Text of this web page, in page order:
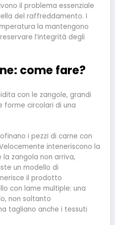
il problema essenziale
del raffreddamento. I
la mantengono
l’integrità degli
come fare?
con le zangole, grandi
forme circolari di una
i pezzi di carne con
inteneriscono la
la zangola non arriva,
un modello di
il prodotto
con lame multiple: una
non soltanto
tagliano anche i tessuti